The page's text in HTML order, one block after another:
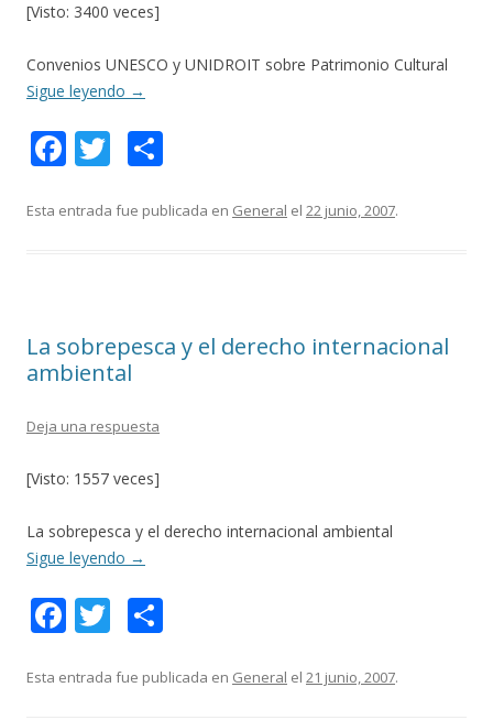
[Visto: 3400 veces]
Convenios UNESCO y UNIDROIT sobre Patrimonio Cultural
Sigue leyendo →
F
e
k
T
itt m
r
Esta entrada fue publicada en General el 22 junio, 2007.
La sobrepesca y el derecho internacional
ambiental
Deja una respuesta
[Visto: 1557 veces]
La sobrepesca y el derecho internacional ambiental
Sigue leyendo →
F
e
T
itt m
Esta entrada fue publicada en General el 21 junio, 2007.